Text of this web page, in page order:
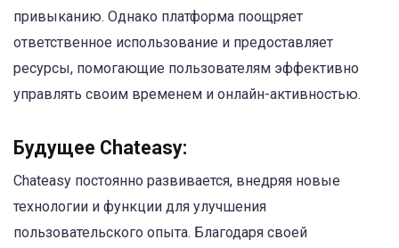
привыканию. Однако платформа поощряет
ответственное использование и предоставляет
ресурсы, помогающие пользователям эффективно
управлять своим временем и онлайн-активностью.
Будущее Chateasy:
Chateasy постоянно развивается, внедряя новые
технологии и функции для улучшения
пользовательского опыта. Благодаря своей